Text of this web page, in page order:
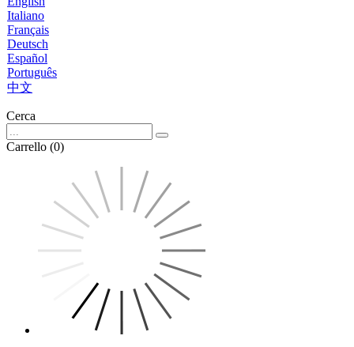
Italiano
Français
Deutsch
Español
Português
中文
Cerca
Carrello (0)